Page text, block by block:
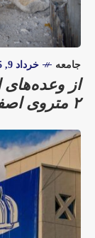
جامعه خرداد 9, 1405
از وعده‌های
۲ متروی اصفهان؛ افتتاح! «شاید وقتی دیگر!»